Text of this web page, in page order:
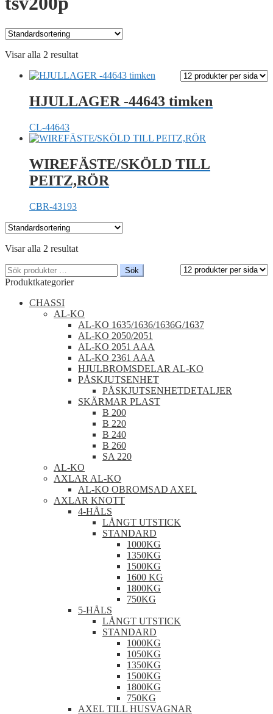
Visar alla 2 resultat
HJULLAGER -44643 timken
CL-44643
WIREFÄSTE/SKÖLD TILL
PEITZ,RÖR
CBR-43193
Visar alla 2 resultat
Sök
efter:
Sök
Produktkategorier
CHASSI
AL-KO
AL-KO 1635/1636/1636G/1637
AL-KO 2050/2051
AL-KO 2051 AAA
AL-KO 2361 AAA
HJULBROMSDELAR AL-KO
PÅSKJUTSENHET
PÅSKJUTSENHETDETALJER
SKÄRMAR PLAST
B 200
B 220
B 240
B 260
SA 220
AL-KO
AXLAR AL-KO
AL-KO OBROMSAD AXEL
AXLAR KNOTT
4-HÅLS
LÅNGT UTSTICK
STANDARD
1000KG
1350KG
1500KG
1600 KG
1800KG
750KG
5-HÅLS
LÅNGT UTSTICK
STANDARD
1000KG
1050KG
1350KG
1500KG
1800KG
750KG
AXEL TILL HUSVAGNAR